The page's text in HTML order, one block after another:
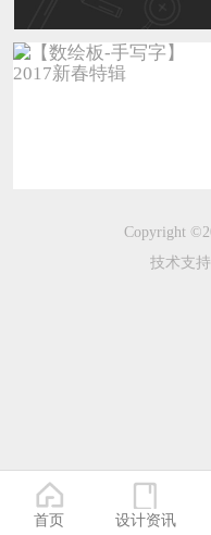
恭喜
恭喜
恭喜
Copyright
技术支持
首页 设计资讯